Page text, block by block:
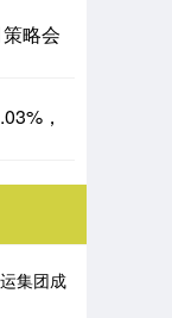
略会
，
集团成